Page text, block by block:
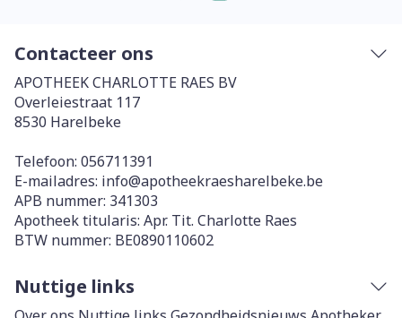
Contacteer ons
APOTHEEK CHARLOTTE RAES BV
Overleiestraat 117
8530 Harelbeke
Telefoon: 056711391
E-mailadres: info@apotheekraesharelbeke.be
APB nummer: 341303
Apotheek titularis: Apr. Tit. Charlotte Raes
BTW nummer: BE0890110602
Nuttige links